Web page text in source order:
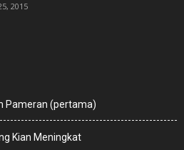
2015
Pameran (pertama)
Kian Meningkat